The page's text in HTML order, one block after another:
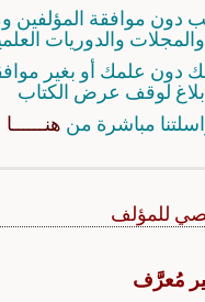
دون موافقة
والدوريات
دون علمك أو بغير
لوقف عرض الكتاب
مباشرة من هنــــــا
للمؤلف
مُعرَّف